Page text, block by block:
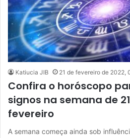
Katiucia JIB 21 de fevereiro de 2022,
Confira o horóscopo
signos na semana de
fevereiro
A semana começa ainda sob